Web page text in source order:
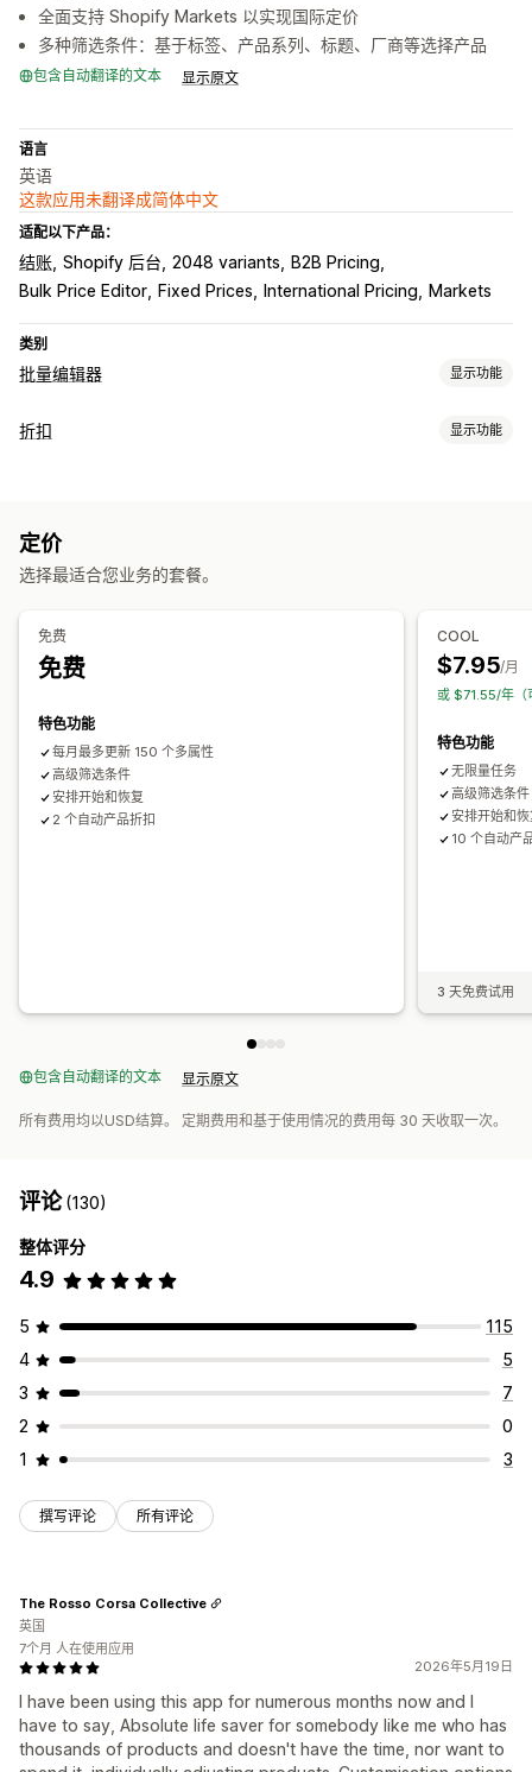
全面支持 Shopify Markets 以实现国际定价
多种筛选条件：基于标签、产品系列、标题、厂商等选择产品
包含自动翻译的文本 显示原文
语言
英语
这款应用未翻译成简体中文
适配以下产品：
结账 Shopify 后台 2048 variants
B2B Pricing
Bulk Price Editor
Fixed Prices International Pricing Markets
类别
批量编辑器 显示功能
可编辑资源
回滚
折扣 显示功能
定价
选择最适合您业务的套餐。
免费
免费
特色功能
每月最多更新 150 个多属性
高级筛选条件
安排开始和恢复
2 个自动产品折扣
COOL
$7.95/月
或 $71.55/年（
特色功能
无限量任务
高级筛选条件
安排开始和
10 个自动产
3 天免费试用
包含自动翻译的文本 显示原文
所有费用均以USD结算。 定期费用和基于使用情况的费用每 30 天收取一次。
评论(130)
整体评分
4.9
5
115
4
5
3
7
2
0
1
3
撰写评论 所有评论
2026年5月19日
I have been using this app for numerous months now and I
have to say, Absolute life saver for somebody like me who has
thousands of products and doesn't have the time, nor want to
The Rosso Corsa Collective
英国
7个月 人在使用应用